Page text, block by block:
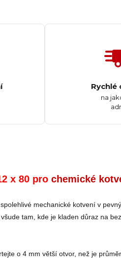
Rychlé
na
x 80 pro chemické
mechanické kotvení v
tam, kde je kladen důraz na
o 4 mm větší otvor, než je